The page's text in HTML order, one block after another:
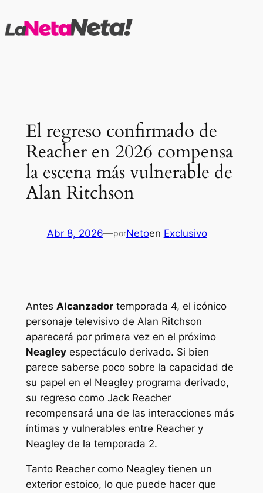
al
El regreso confirmado de
Reacher en 2026 compensa
la escena más vulnerable de
Alan Ritchson
Abr 8, 2026—porNetoen Exclusivo
Antes Alcanzadortemporada 4, el icónico
personaje televisivo de Alan Ritchson
aparecerá por primera vez en el próximo
Neagleyespectáculo derivado. Si bien
parece saberse poco sobre la capacidad de
su papel en el Neagleyprograma derivado,
su regreso como Jack Reacher
recompensará una de las interacciones más
íntimas y vulnerables entre Reacher y
Neagley de la temporada 2.
Tanto Reacher como Neagley tienen un
exterior estoico, lo que puede hacer que